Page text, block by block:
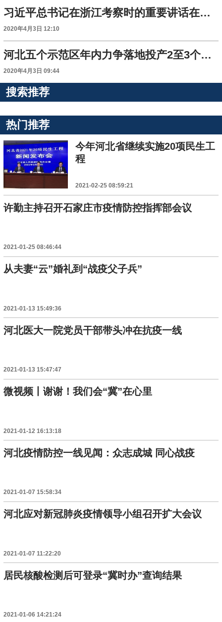
习近平总书记在浙江考察时的重要讲话在河北省干部群众中引发强烈反响
2020年4月3日 12:10
河北五个示范区年内力争落地投产2至3个重点文旅项目
2020年4月3日 09:44
搜索推荐
热门推荐
今年河北省继续实施20项民生工
程
2021-02-25 08:59:21
许勤主持召开石家庄市疫情防控指挥部会议
2021-01-25 08:46:44
从夫妻“云”婚礼到“战疫父子兵”
2021-01-13 15:49:36
河北医大一院党员干部带头冲在抗疫一线
2021-01-13 15:47:47
微视频丨谢谢！我们会“冀”在心里
2021-01-12 16:13:18
河北疫情防控一线见闻：众志成城 同心战疫
2021-01-07 15:58:34
河北应对新冠肺炎疫情领导小组召开扩大会议
2021-01-07 11:22:20
居民核酸检测后可登录“冀时办”查询结果
2021-01-06 14:21:24